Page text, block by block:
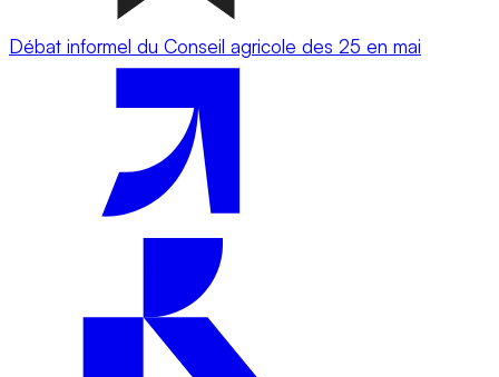
Débat informel du Conseil agricole des 25 en mai